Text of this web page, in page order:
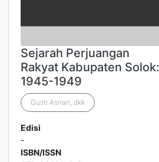
Sejarah Perjuangan
Rakyat Kabupaten Solok:
1945-1949
Gusti Asnan, dkk
Edisi
-
ISBN/ISSN